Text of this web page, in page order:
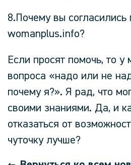
8.Почему вы согласились
womanplus.info?
Если просят помочь, то у
вопроса «надо или не
почему я?». Я рад, что
своими знаниями. Да, и
отказаться от
чуточку лучше?